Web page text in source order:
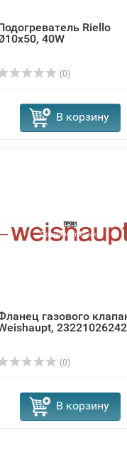
Riello
40W
(0)
В корзину
газового
23221026242
(0)
В корзину